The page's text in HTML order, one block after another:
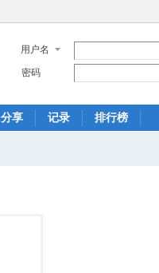
用户名
密码
分享 记录 排行榜